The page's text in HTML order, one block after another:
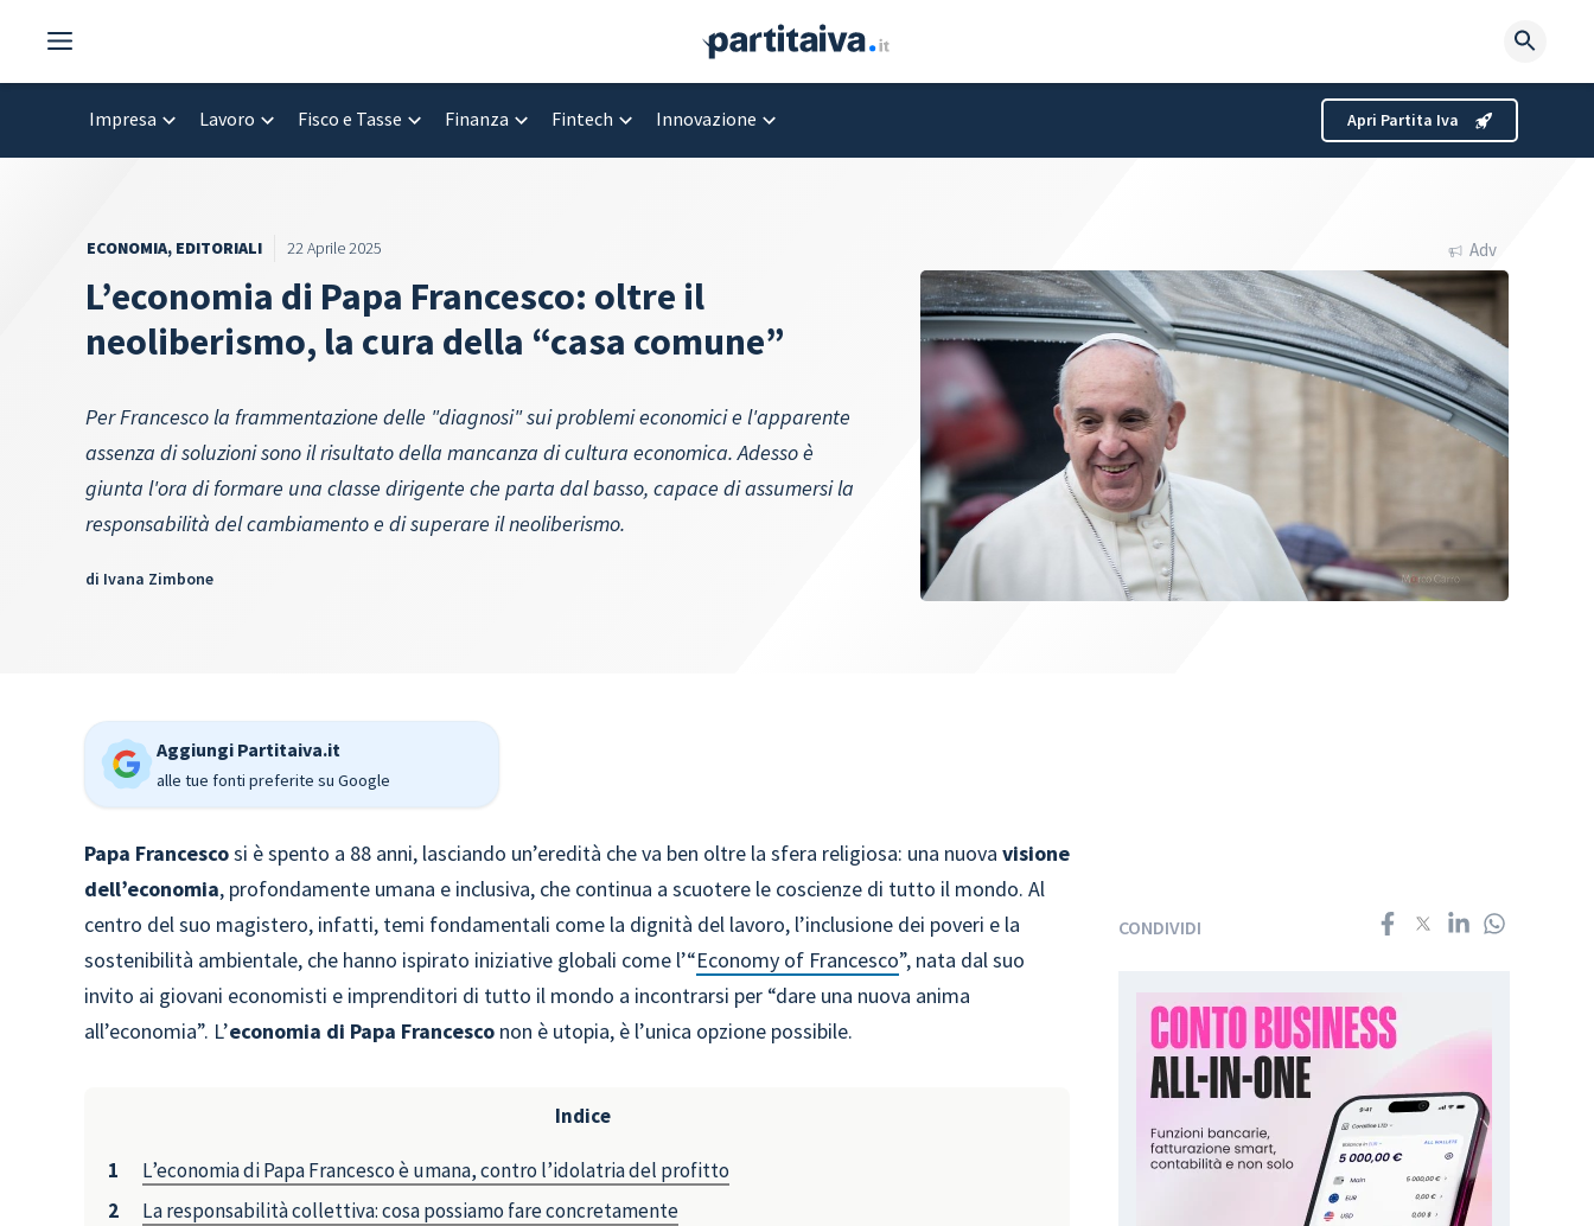
contenuto
Impresa Lavoro Fisco e Tasse Finanza Fintech Innovazione Apri Partita Iva
ECONOMIA, EDITORIALI 22 Aprile 2025
L’economia di Papa Francesco: oltre il
neoliberismo, la cura della “casa comune”
Per Francesco la frammentazione delle "diagnosi" sui problemi economici e l'apparente
assenza di soluzioni sono il risultato della mancanza di cultura economica. Adesso è
giunta l'ora di formare una classe dirigente che parta dal basso, capace di assumersi la
responsabilità del cambiamento e di superare il neoliberismo.
di Ivana Zimbone
Adv
Aggiungi Partitaiva.it
alle tue fonti preferite su Google
Papa Francescosi è spento a 88 anni, lasciando un’eredità che va ben oltre la sfera religiosa: una nuovavisione
dell’economia, profondamente umana e inclusiva, che continua a scuotere le coscienze di tutto il mondo. Al
centro del suo magistero, infatti, temi fondamentali come la dignità del lavoro, l’inclusione dei poveri e la
sostenibilità ambientale, che hanno ispirato iniziative globali come l’“Economy of Francesco”, nata dal suo
invito ai giovani economisti e imprenditori di tutto il mondo a incontrarsi per “dare una nuova anima
all’economia”. L’economia di Papa Francesco non è utopia, è l’unica opzione possibile.
Indice
L’economia di Papa Francesco è umana, contro l’idolatria del profitto
La responsabilità collettiva: cosa possiamo fare concretamente
CONDIVIDI